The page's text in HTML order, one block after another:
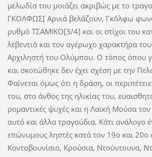
μελωδία του μοιάζει ακριβώς με το
ΓΚΟΛΦΩΣ[ Αρνιά βελάζουν, Γκόλφω
ρυθμό ΤΣΑΜΙΚΟ[3/4] και οι στίχοι του
λεβεντιά και τον αγέρωχο χαρακτήρα
Αρχιληστή του Ολύμπου. Ο τόπος όπου
και σκοτώθηκε δεν έχει σχέση με την
Φαίνεται όμως ότι η δράση, οι
του, στο άνθος της ηλικίας του,
ρομαντικές ψυχές και η Λαϊκή Μούσα
αυτό και άλλα τραγούδια. Κάτι ανάλογο
επώνυμους ληστές κατά τον 19ο και 20ο
Κοντοβουνίσιο, Κρούσια, Ντούντουνα,